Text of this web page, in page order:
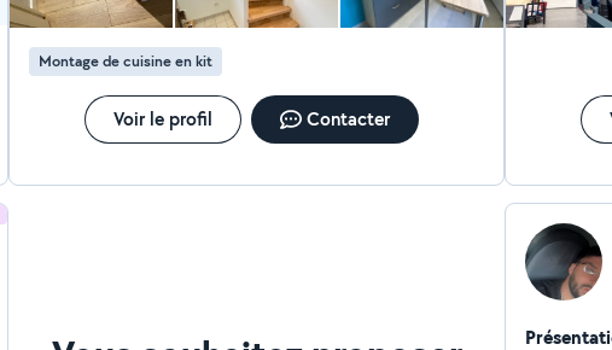
garantir un travail soigné, durable et de qualité. N'
hésitez pas à me contacter pour échanger sur votre
projet et obtenir un devis. # retrouvez moi sur Insta et
Facebook : GS AGENCEMENT
Montage de cuisine en kit
Voir le profil Contacter